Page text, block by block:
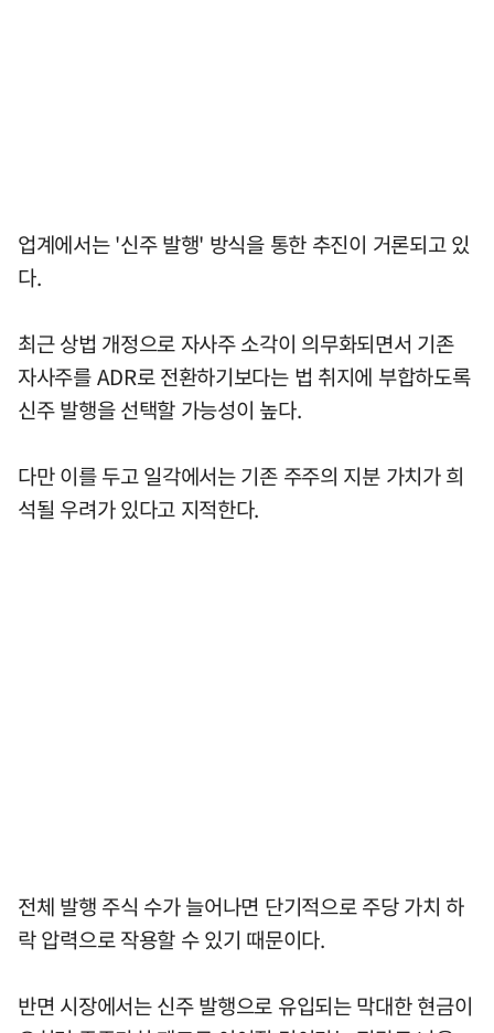
업계에서는 '신주 발행' 방식을 통한 추진이 거론되고 있
다.
최근 상법 개정으로 자사주 소각이 의무화되면서 기존
자사주를 ADR로 전환하기보다는 법 취지에 부합하도록
신주 발행을 선택할 가능성이 높다.
다만 이를 두고 일각에서는 기존 주주의 지분 가치가 희
석될 우려가 있다고 지적한다.
전체 발행 주식 수가 늘어나면 단기적으로 주당 가치 하
락 압력으로 작용할 수 있기 때문이다.
반면 시장에서는 신주 발행으로 유입되는 막대한 현금이